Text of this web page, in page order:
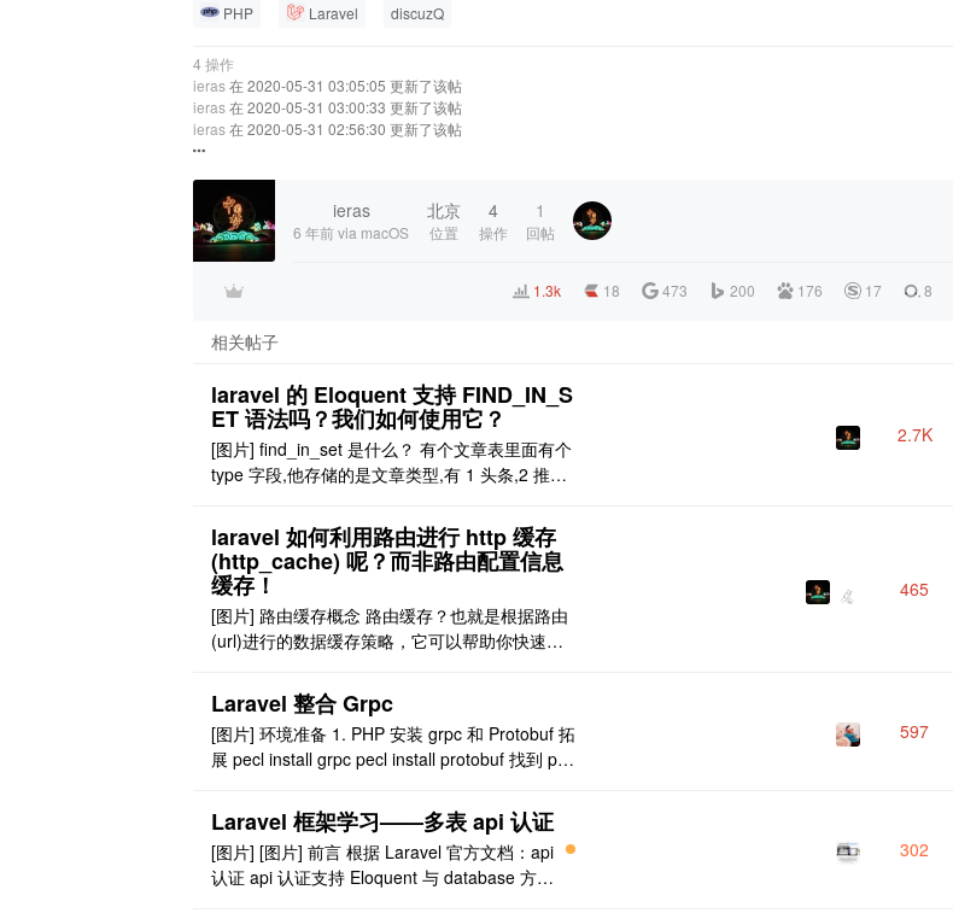
PHP Laravel discuzQ
4 操作
ieras在 2020-05-31 03:05:05 更新了该帖
ieras在 2020-05-31 03:00:33 更新了该帖
ieras在 2020-05-31 02:56:30 更新了该帖
ieras
6 年前via macOS
北京
位置
4
操作
1
回帖
1.3k 18 473 200 176 17 8
相关帖子
laravel 的 Eloquent 支持 FIND_IN_S
ET 语法吗？我们如何使用它？
[图片] find_in_set 是什么？ 有个文章表里面有个
type 字段,他存储的是文章类型,有 1 头条,2 推荐,
既是 头条,又是热点,还是图文, type 中以 1,3,4 的
格式存储. 们我们如何用 sql 查找所有 type 中有
4 ..
2.7K
laravel 如何利用路由进行 http 缓存
(http_cache) 呢？而非路由配置信息
缓存！
[图片] 路由缓存概念 路由缓存？也就是根据路由
(url)进行的数据缓存策略，它可以帮助你快速针
缓存，一步到位 ～ 配置参数 本实现方案支持如
下参数 1.路由,这不用说，基础的 2.header 参数
3.get 参数(也就是 url 里拼接的参数例如:/api/{ui
d} ..
465
Laravel 整合 Grpc
[图片] 环境准备 1. PHP 安装 grpc 和 Protobuf 拓
展 pecl install grpc pecl install protobuf 找到 ph
o extension=protobuf.so 2. 安装 Protobuf 命令
行 ..
597
Laravel 框架学习——多表 api 认证
[图片] [图片] 前言 根据 Laravel 官方文档：api
认证 api 认证支持 Eloquent 与 database 方
302